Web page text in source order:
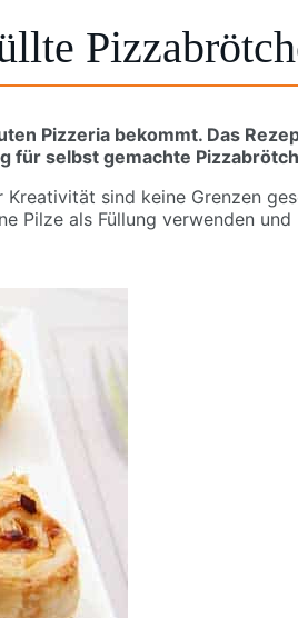
Pizzeria bekommt. Das
selbst gemachte
sind keine Grenzen
Pilze als Füllung verwenden